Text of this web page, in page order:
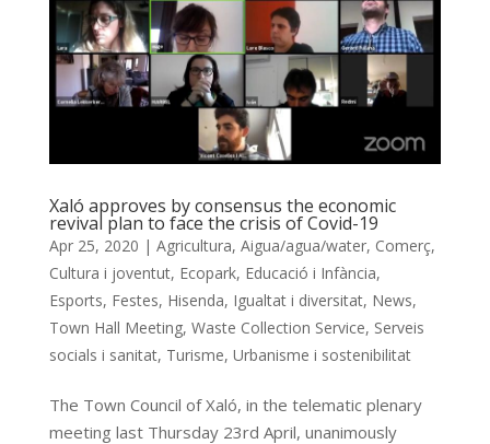
Xaló approves by consensus the economic
revival plan to face the crisis of Covid-19
Apr 25, 2020 | Agricultura, Aigua/agua/water, Comerç,
Cultura i joventut, Ecopark, Educació i Infància,
Esports, Festes, Hisenda, Igualtat i diversitat, News,
Town Hall Meeting, Waste Collection Service, Serveis
socials i sanitat, Turisme, Urbanisme i sostenibilitat
The Town Council of Xaló, in the telematic plenary
meeting last Thursday 23rd April, unanimously